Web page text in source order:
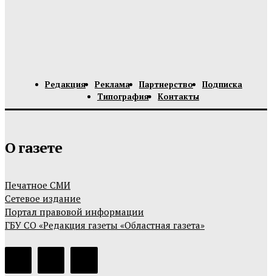
Редакция Реклама Партнерство
Подписка
Типография
Контакты
О газете
Печатное СМИ
Сетевое издание
Портал правовой информации
ГБУ СО «Редакция газеты «Областная газета»